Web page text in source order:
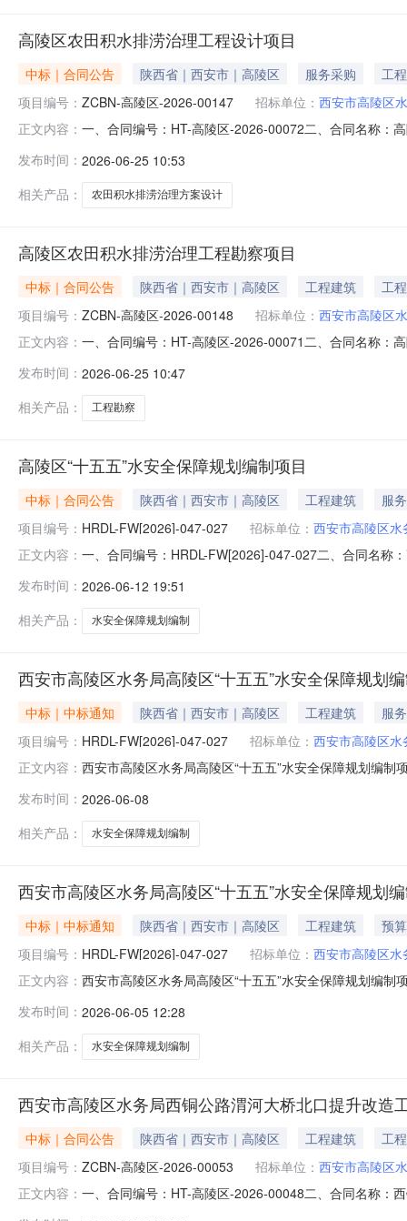
高陵区农田积水排涝治理工程设计项目
中标｜合同公告 陕西省｜西安市｜高陵区 服务采购
工程
项目编号： ZCBN-高陵区-2026-00147 招标单位： 西安市高陵区
正文内容： 一、合同编号：HT-高陵区-2026-00072二、合同名称：
陕西省西安市未央区陕西省西安市沣东新城三桥新街
发布时间： 2026-06-25 10:53
相关产品：
农田积水排涝治理方案设计
高陵区农田积水排涝治理工程勘察项目
中标｜合同公告 陕西省｜西安市｜高陵区 工程建筑
工程
项目编号： ZCBN-高陵区-2026-00148 招标单位： 西安市高陵区
正文内容： 一、合同编号：HT-高陵区-2026-00071二、合同名称：
陕西省西安市未央区陕西省西安市沣东新城三桥新街
发布时间： 2026-06-25 10:47
相关产品：
工程勘察
高陵区“十五五”水安全保障规划编制项目
中标｜合同公告 陕西省｜西安市｜高陵区 工程建筑
服务
项目编号： HRDL-FW[2026]-047-027 招标单位： 西安市高陵区水
正文内容： 一、合同编号：HRDL-FW[2026]-047-027二、合同名称
址：陕西省西安市沣东新城三桥新街630号联系方式：
发布时间： 2026-06-12 19:51
相关产品：
水安全保障规划编制
西安市高陵区水务局高陵区“十五五”水安全保障规划
中标｜中标通知 陕西省｜西安市｜高陵区 工程建筑
服务
项目编号： HRDL-FW[2026]-047-027 招标单位： 西安市高陵区水
正文内容： 西安市高陵区水务局高陵区“十五五”水安全保障规划编
安市沣东新城三桥新街630号搜宝中心第1幢1单元20层
发布时间： 2026-06-08
相关产品：
水安全保障规划编制
西安市高陵区水务局高陵区“十五五”水安全保障规划
中标｜中标通知 陕西省｜西安市｜高陵区 工程建筑
预
项目编号： HRDL-FW[2026]-047-027 招标单位： 西安市高陵区水
正文内容： 西安市高陵区水务局高陵区“十五五”水安全保障规划编
市沣东新城三桥新街630号搜宝中心第1幢1单元20层
发布时间： 2026-06-05 12:28
相关产品：
水安全保障规划编制
西安市高陵区水务局西铜公路渭河大桥北口提升改造
中标｜合同公告 陕西省｜西安市｜高陵区 工程建筑
工程
项目编号： ZCBN-高陵区-2026-00053 招标单位： 西安市高陵区
正文内容： 一、合同编号：HT-高陵区-2026-00048二、合同名称：